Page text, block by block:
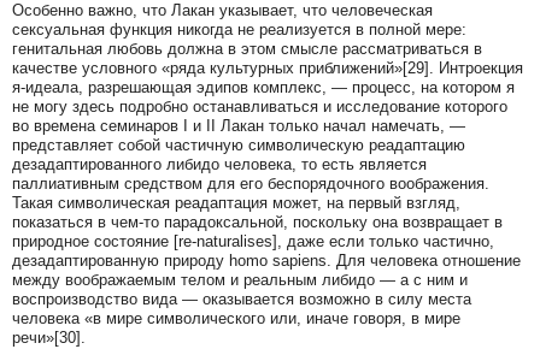
Особенно важно, что Лакан указывает, что человеческая
сексуальная функция никогда не реализуется в полной мере:
генитальная любовь должна в этом смысле рассматриваться в
качестве условного «ряда культурных приближений»[29]. Интроекция
я‑идеала, разрешающая эдипов комплекс, — процесс, на котором я
не могу здесь подробно останавливаться и исследование которого
во времена семинаров I и II Лакан только начал намечать, —
представляет собой частичную символическую реадаптацию
дезадаптированного либидо человека, то есть является
паллиативным средством для его беспорядочного воображения.
Такая символическая реадаптация может, на первый взгляд,
показаться в чем-то парадоксальной, поскольку она возвращает в
природное состояние [re‑naturalises], даже если только частично,
дезадаптированную природу homo sapiens. Для человека отношение
между воображаемым телом и реальным либидо — а с ним и
воспроизводство вида — оказывается возможно в силу места
человека «в мире символического или, иначе говоря, в мире
речи»[30].